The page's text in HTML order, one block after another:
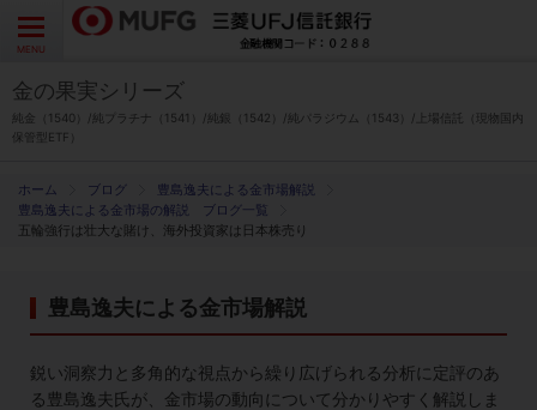
CLOSE
MENU
ブログ
豊島逸夫による金市場解説
豊島逸夫による金市場の解説 ブログ一覧
五輪強行は壮大な賭け、海外投資家は日本株売り
豊島逸夫による金市場解説
鋭い洞察力と多角的な視点から繰り広げられる分析に定評のあ
る豊島逸夫氏が、金市場の動向について分かりやすく解説しま
金の果実シリーズ
純金（1540）/純プラチナ（1541）/純銀（1542）/純パラジウム（1543）/上場信託（現物国内
保管型ETF）
金の果実シリーズとは
特徴とメリット
各種お手続き
ブログ
よくあるご質問 お問い合わせ